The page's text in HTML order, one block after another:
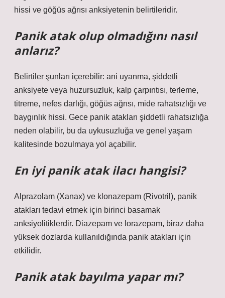
hissi ve göğüs ağrısı anksiyetenin belirtileridir.
Panik atak olup olmadığını nasıl
anlarız?
Belirtiler şunları içerebilir: ani uyanma, şiddetli
anksiyete veya huzursuzluk, kalp çarpıntısı, terleme,
titreme, nefes darlığı, göğüs ağrısı, mide rahatsızlığı ve
baygınlık hissi. Gece panik atakları şiddetli rahatsızlığa
neden olabilir, bu da uykusuzluğa ve genel yaşam
kalitesinde bozulmaya yol açabilir.
En iyi panik atak ilacı hangisi?
Alprazolam (Xanax) ve klonazepam (Rivotril), panik
atakları tedavi etmek için birinci basamak
anksiyolitiklerdir. Diazepam ve lorazepam, biraz daha
yüksek dozlarda kullanıldığında panik atakları için
etkilidir.
Panik atak bayılma yapar mı?